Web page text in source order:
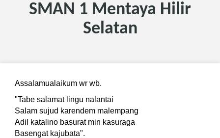
SMAN 1 Mentaya Hilir
Selatan
Assalamualaikum wr wb.
"Tabe salamat lingu nalantai
Salam sujud karendem malempang
Adil katalino basurat min kasuraga
Basengat kajubata".